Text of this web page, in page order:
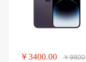
￥3400.00 ￥